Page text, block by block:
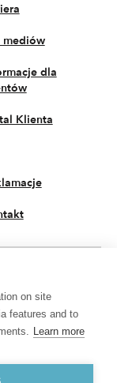
mediów
dla
Klienta
osobowych
Sąd Rejonowy dla
Krajowego Rejestru
on site
features and to
Learn more